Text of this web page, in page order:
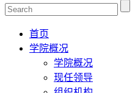
首页
学院概况
学院概况
现任领导